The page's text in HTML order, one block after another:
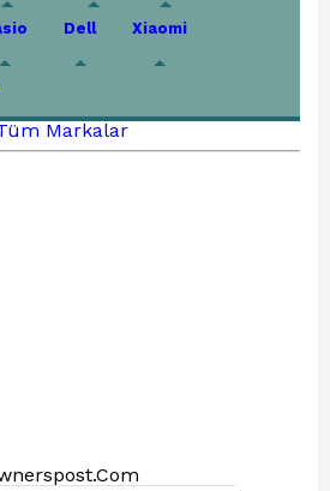
Dell Xiaomi
Markalar